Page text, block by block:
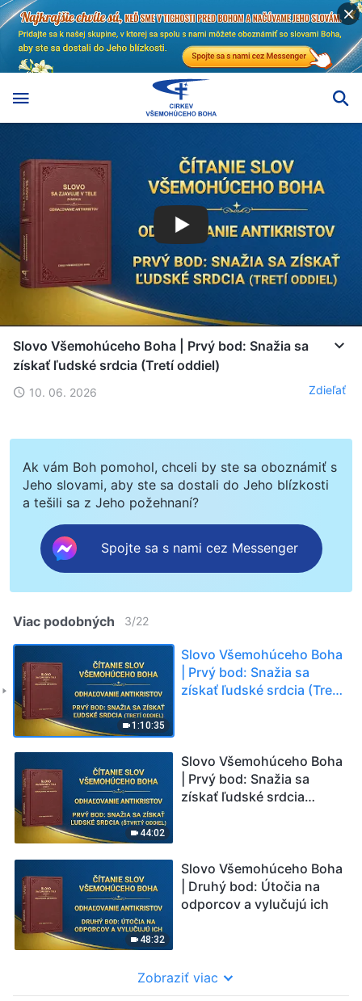
Slovo Všemohúceho Boha | Prvý bod: Snažia sa
získať ľudské srdcia (Tretí oddiel)
10. 06. 2026 Zdieľať
Ak vám Boh pomohol, chceli by ste sa oboznámiť s
Jeho slovami, aby ste sa dostali do Jeho blízkosti
a tešili sa z Jeho požehnaní?
Spojte sa s nami cez Messenger
Viac podobných 3/22
1:10:35
Slovo Všemohúceho Boha
| Prvý bod: Snažia sa
získať ľudské srdcia (Tretí
44:02
Slovo Všemohúceho Boha
| Prvý bod: Snažia sa
získať ľudské srdcia
48:32
Slovo Všemohúceho Boha
| Druhý bod: Útočia na
odporcov a vylučujú ich
Zobraziť viac